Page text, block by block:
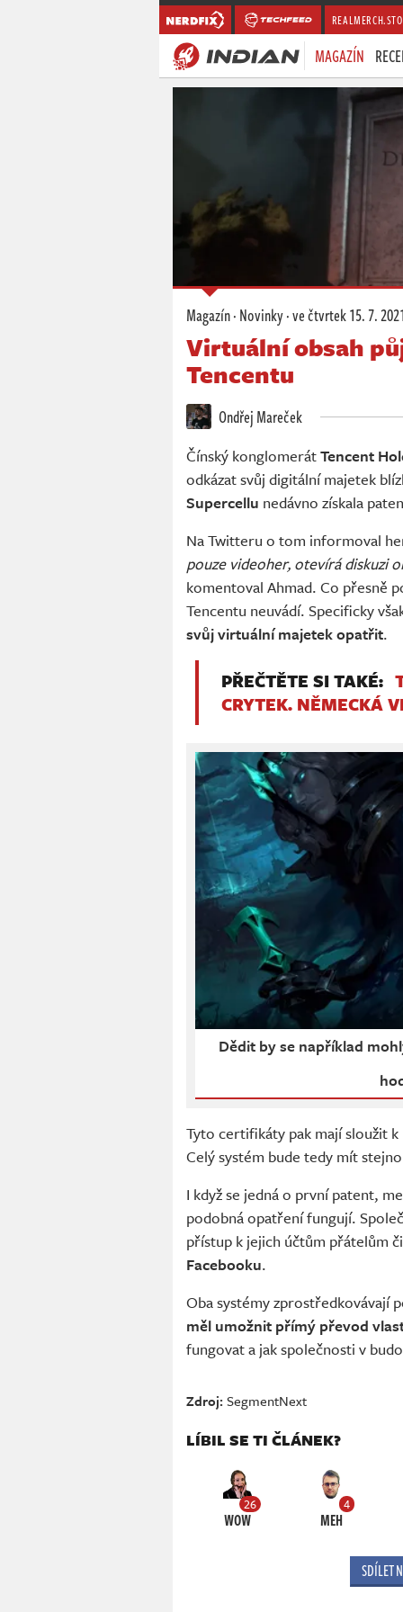
MAGAZÍN
Magazín·Novinky·ve čtvrtek15. 7.
Virtuální obsah
Tencentu
Ondřej Mareček
Čínský konglomerátTencent
odkázat svůj digitální majetek
Supercellu nedávno získala
Na Twitteru o tom informoval
pouze videoher, otevírá diskuzi
komentoval Ahmad. Co přesně
Tencentu neuvádí. Specificky
svůj virtuální majetek opatřit.
PŘEČTĚTE SI TAKÉ:
CRYTEK. NĚMECKÁ
Dědit by se například
Tyto certifikáty pak mají sloužit
Celý systém bude tedy mít
I když se jedná o první patent,
podobná opatření fungují.
přístup k jejich účtům přátelům
Facebooku.
Oba systémy zprostředkovávají
měl umožnit přímý převod
fungovat a jak společnosti v
Zdroj:SegmentNext
LÍBIL SE TI ČLÁNEK?
26
WOW
4
MEH
SDÍLET